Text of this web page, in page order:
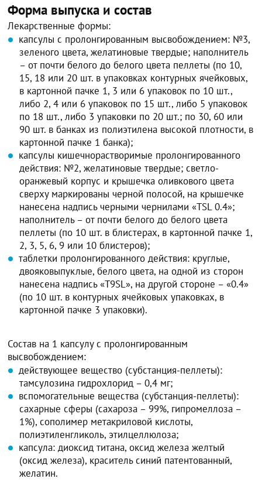
Форма выпуска и состав
Лекарственные формы:
капсулы с пролонгированным высвобождением: №3,
зеленого цвета, желатиновые твердые; наполнитель
– от почти белого до белого цвета пеллеты (по 10,
15, 18 или 20 шт. в упаковках контурных ячейковых,
в картонной пачке 1, 3 или 6 упаковок по 10 шт.,
либо 2, 4 или 6 упаковок по 15 шт., либо 5 упаковок
по 18 шт., либо 3 упаковки по 20 шт.; по 30, 60 или
90 шт. в банках из полиэтилена высокой плотности, в
картонной пачке 1 банка);
капсулы кишечнорастворимые пролонгированного
действия: №2, желатиновые твердые; светло-
оранжевый корпус и крышечка оливкового цвета
сверху маркированы черной полосой, на крышечке
нанесена надпись черными чернилами «TSL 0.4»;
наполнитель – от почти белого до белого цвета
пеллеты (по 10 шт. в блистерах, в картонной пачке 1,
2, 3, 5, 6, 9 или 10 блистеров);
таблетки пролонгированного действия: круглые,
двояковыпуклые, белого цвета, на одной из сторон
нанесена надпись «T9SL», на другой стороне – «0.4»
(по 10 шт. в контурных ячейковых упаковках, в
картонной пачке 3 упаковки).
Состав на 1 капсулу с пролонгированным
высвобождением:
действующее вещество (субстанция-пеллеты):
тамсулозина гидрохлорид – 0,4 мг;
вспомогательные вещества (субстанция-пеллеты):
сахарные сферы (сахароза – 99%, гипромеллоза –
1%), сополимер метакриловой кислоты,
полиэтиленгликоль, этилцеллюлоза;
капсула: диоксид титана, оксид железа желтый
(оксид железа), краситель синий патентованный,
желатин.